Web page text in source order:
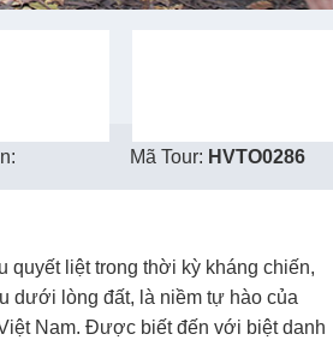
Mã Tour: HVTO0286
liệt trong thời kỳ kháng chiến,
dưới lòng đất, là niềm tự hào của
Nam. Được biết đến với biệt danh